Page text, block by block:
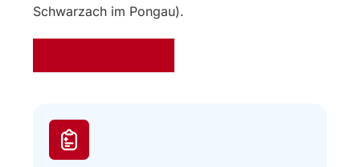
Schwarzach im Pongau).